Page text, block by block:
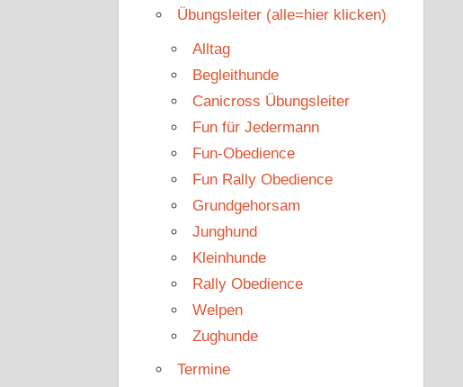
Übungsleiter (alle=hier klicken)
Alltag
Begleithunde
Canicross Übungsleiter
Fun für Jedermann
Fun-Obedience
Fun Rally Obedience
Grundgehorsam
Junghund
Kleinhunde
Rally Obedience
Welpen
Zughunde
Termine